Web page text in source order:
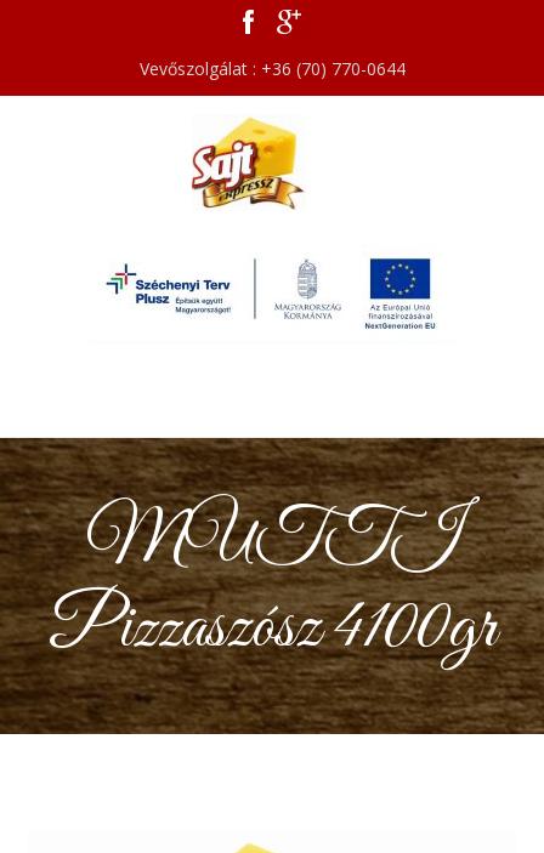
Vevőszolgálat : +36 (70) 770-0644
MUTTI
Pizzaszósz 4100gr